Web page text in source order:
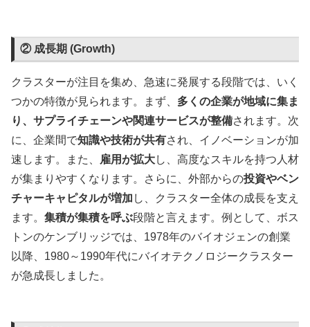
② 成長期 (Growth)
クラスターが注目を集め、急速に発展する段階では、いく
つかの特徴が見られます。まず、 多くの企業が地域に集ま
り、サプライチェーンや関連サービスが整備されます。次
に、企業間で知識や技術が共有され、イノベーションが加
速します。また、
雇用が拡大し、高度なスキルを持つ人材
が集まりやすくなります。さらに、外部からの投資やベン
チャーキャピタルが増加 し、クラスター全体の成長を支え
ます。 集積が集積を呼ぶ段階と言えます。例として、ボス
トンのケンブリッジでは、1978年のバイオジェンの創業
以降、1980～1990年代にバイオテクノロジークラスター
が急成長しました。